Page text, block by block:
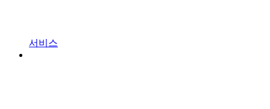
서비스